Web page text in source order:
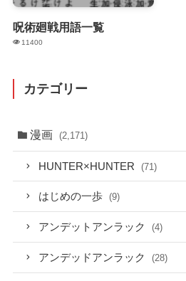
呪術廻戦用語一覧
11400
カテゴリー
漫画 (2,171)
HUNTER×HUNTER (71)
はじめの一歩 (9)
アンデットアンラック (4)
アンデッドアンラック (28)